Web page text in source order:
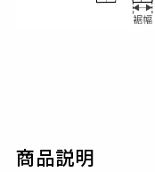
商品説明